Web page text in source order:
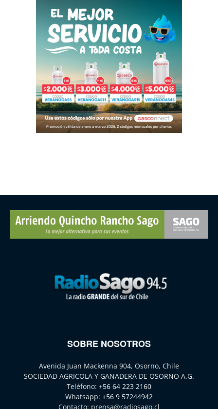
SOBRE NOSOTROS
Avenida Juan Mackenna 904, Osorno, Chile
SOCIEDAD AGRICOLA Y GANADERA DE OSORNO A.G.
Teléfono: +56 64 223 2160
Whatsapp: +56 9 57244942
Contacto: prensa@radiosago.cl